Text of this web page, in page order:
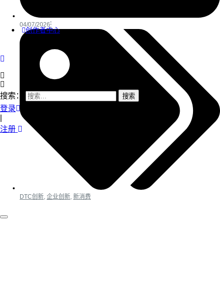
创作者中心
搜索：
登录
注册
04/07/2026
DTC创新 企业创新 新消费